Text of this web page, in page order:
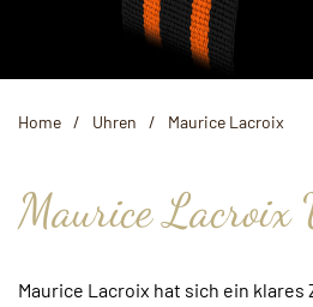
Home Uhren Maurice Lacroix
Maurice Lacroix
Maurice Lacroix hat sich ein